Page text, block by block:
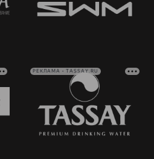
РЕКЛАМА • TASSAY.RU